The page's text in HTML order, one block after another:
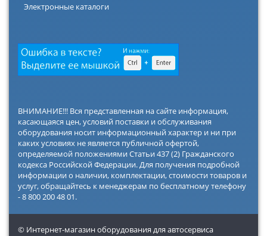
Электронные каталоги
ВНИМАНИЕ!!! Вся представленная на сайте информация,
касающаяся цен, условий поставки и обслуживания
оборудования носит информационный характер и ни при
каких условиях не является публичной офертой,
определяемой положениями Статьи 437 (2) Гражданского
кодекса Российской Федерации. Для получения подробной
информации о наличии, комплектации, стоимости товаров и
услуг, обращайтесь к менеджерам по бесплатному телефону
- 8 800 200 48 01.
© Интернет-магазин оборудования для автосервиса